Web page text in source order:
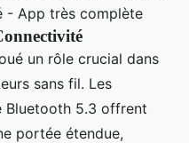
- App très complète
un rôle crucial dans
sans fil. Les
Bluetooth 5.3 offrent
portée étendue,